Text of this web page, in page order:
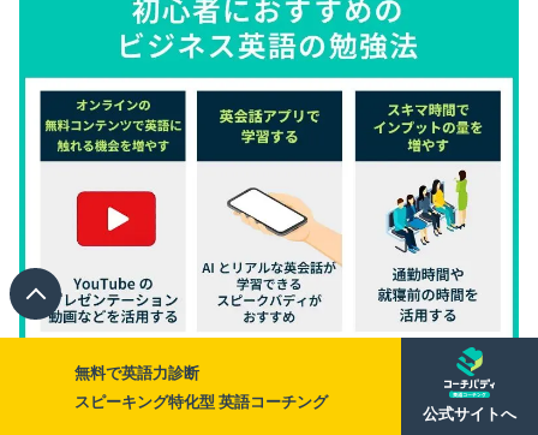
無料で英語力診断
スピーキング特化型 英語コーチング
公式サイトへ